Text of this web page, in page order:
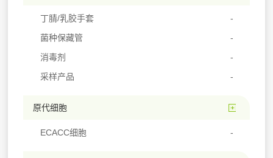
丁腈/乳胶手套
菌种保藏管
消毒剂
采样产品
原代细胞
ECACC细胞